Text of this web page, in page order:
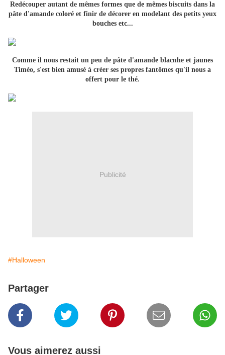
Redécouper autant de mêmes formes que de mêmes biscuits dans la
pâte d'amande coloré et finir de décorer en modelant des petits yeux
bouches etc...
Comme il nous restait un peu de pâte d'amande blacnhe et jaunes
Timéo, s'est bien amusé à créer ses propres fantômes qu'il nous a
offert pour le thé.
Publicité
#Halloween
Partager
Vous aimerez aussi